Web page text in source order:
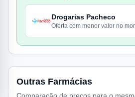
Drogarias Pacheco
Oferta com menor valor no
Outras Farmácias